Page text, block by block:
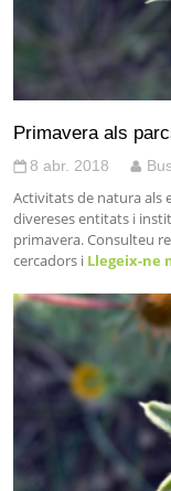
Primavera als
8 abr. 2018
Activitats de natura als
divereses entitats i
primavera. Consulteu
cercadors i Llegeix-ne